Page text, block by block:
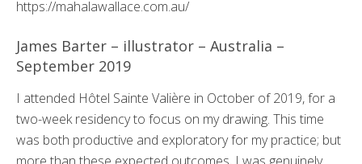
https://mahalawallace.com.au/
James Barter – illustrator – Australia –
September 2019
I attended Hôtel Sainte Valière in October of 2019, for a
two-week residency to focus on my drawing. This time
was both productive and exploratory for my practice; but